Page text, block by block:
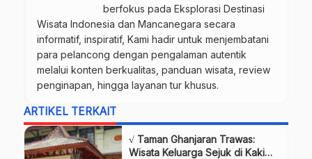
berfokus pada Eksplorasi Destinasi
Wisata Indonesia dan Mancanegara secara
informatif, inspiratif, Kami hadir untuk menjembatani
para pelancong dengan pengalaman autentik
melalui konten berkualitas, panduan wisata, review
penginapan, hingga layanan tur khusus.
ARTIKEL TERKAIT
√ Taman Ghanjaran Trawas:
Wisata Keluarga Sejuk di Kaki